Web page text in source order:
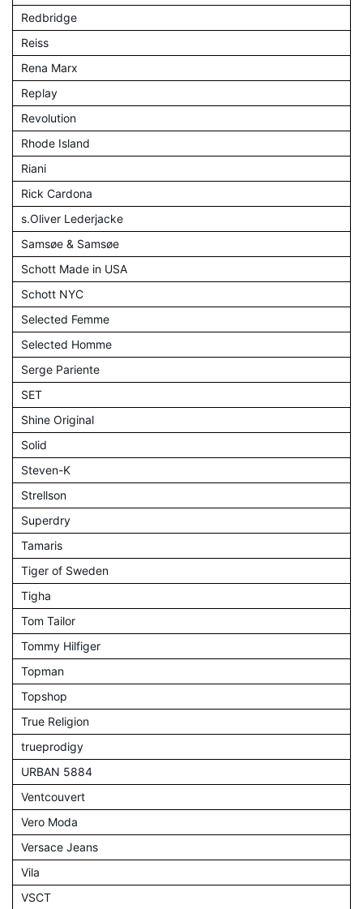
Redbridge
Reiss
Rena Marx
Replay
Revolution
Rhode Island
Riani
Rick Cardona
s.Oliver Lederjacke
Samsøe & Samsøe
Schott Made in USA
Schott NYC
Selected Femme
Selected Homme
Serge Pariente
SET
Shine Original
Solid
Steven-K
Strellson
Superdry
Tamaris
Tiger of Sweden
Tigha
Tom Tailor
Tommy Hilfiger
Topman
Topshop
True Religion
trueprodigy
URBAN 5884
Ventcouvert
Vero Moda
Versace Jeans
Vila
VSCT